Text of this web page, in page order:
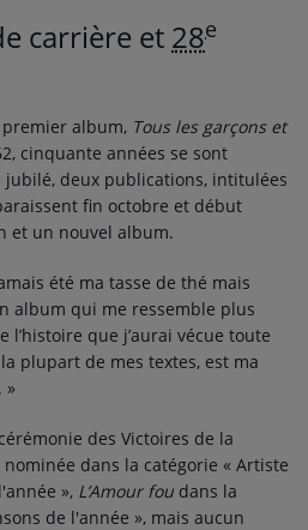
carrière et 28e
album, Tous les garçons et
cinquante années se sont
jubilé, deux publications, intitulées
fin octobre et début
et un nouvel album.
été ma tasse de thé mais
album qui me ressemble plus
que j’aurai vécue toute
plupart de mes textes, est ma
»
des Victoires de la
dans la catégorie « Artiste
», L’Amour fou dans la
de l'année », mais aucun